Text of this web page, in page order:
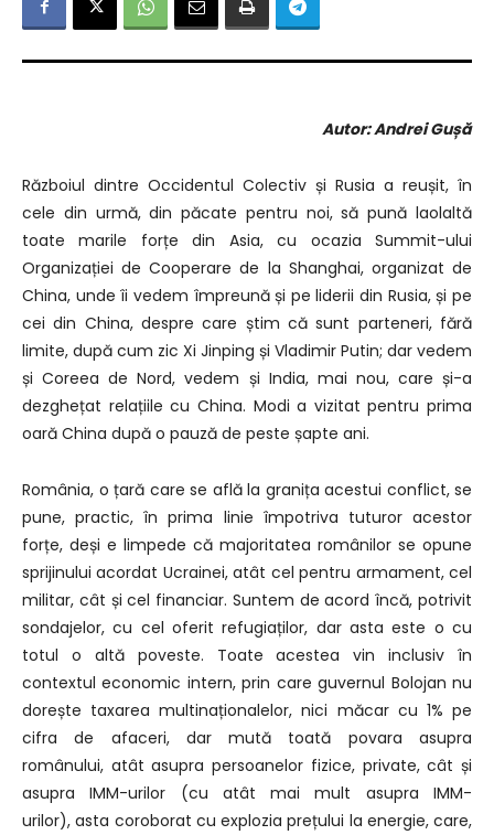
Autor: Andrei Gușă
Războiul dintre Occidentul Colectiv și Rusia a reușit, în
cele din urmă, din păcate pentru noi, să pună laolaltă
toate marile forțe din Asia, cu ocazia Summit-ului
Organizației de Cooperare de la Shanghai, organizat de
China, unde îi vedem împreună și pe liderii din Rusia, și pe
cei din China, despre care știm că sunt parteneri, fără
limite, după cum zic Xi Jinping și Vladimir Putin; dar vedem
și Coreea de Nord, vedem și India, mai nou, care și-a
dezghețat relațiile cu China. Modi a vizitat pentru prima
oară China după o pauză de peste șapte ani.
România, o țară care se află la granița acestui conflict, se
pune, practic, în prima linie împotriva tuturor acestor
forțe, deși e limpede că majoritatea românilor se opune
sprijinului acordat Ucrainei, atât cel pentru armament, cel
militar, cât și cel financiar. Suntem de acord încă, potrivit
sondajelor, cu cel oferit refugiaților, dar asta este o cu
totul o altă poveste. Toate acestea vin inclusiv în
contextul economic intern, prin care guvernul Bolojan nu
dorește taxarea multinaționalelor, nici măcar cu 1% pe
cifra de afaceri, dar mută toată povara asupra
românului, atât asupra persoanelor fizice, private, cât și
asupra IMM-urilor (cu atât mai mult asupra IMM-
urilor), asta coroborat cu explozia prețului la energie, care,